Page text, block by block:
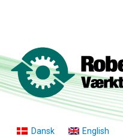
Dansk English